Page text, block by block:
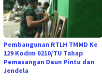
Pembangunan RTLH TMMD Ke
129 Kodim 0210/TU Tahap
Pemasangan Daun Pintu dan
Jendela